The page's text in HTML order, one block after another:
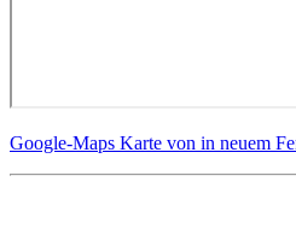
Google-Maps Karte von in neuem